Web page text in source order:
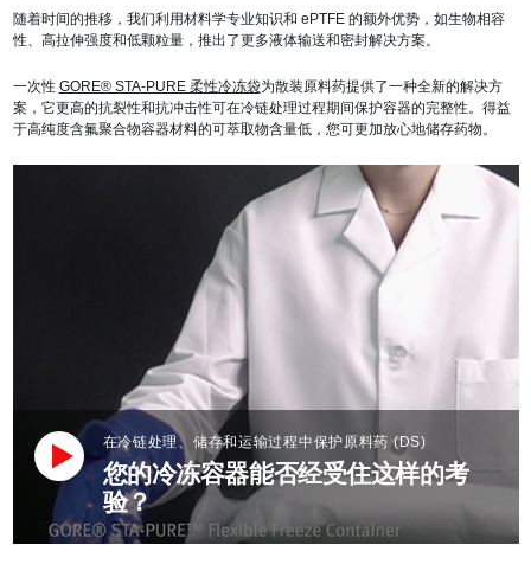
随着时间的推移，我们利用材料学专业知识和 ePTFE 的额外优势，如生物相容
性、高拉伸强度和低颗粒量，推出了更多液体输送和密封解决方案。
一次性 GORE® STA-PURE 柔性冷冻袋为散装原料药提供了一种全新的解决方
案，它更高的抗裂性和抗冲击性可在冷链处理过程期间保护容器的完整性。得益
于高纯度含氟聚合物容器材料的可萃取物含量低，您可更加放心地储存药物。
在冷链处理、储存和运输过程中保护原料药 (DS)
您的冷冻容器能否经受住这样的考
验？